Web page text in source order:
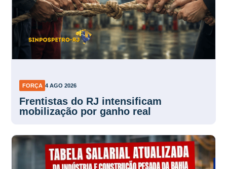
FORÇA 4 AGO 2026
Frentistas do RJ intensificam
mobilização por ganho real